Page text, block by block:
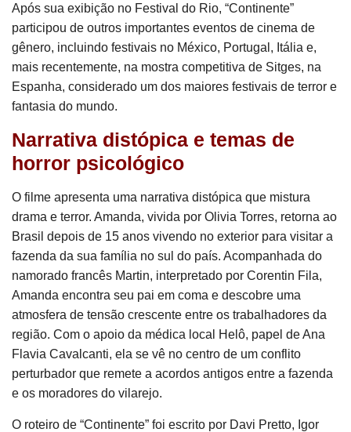
Após sua exibição no Festival do Rio, “Continente”
participou de outros importantes eventos de cinema de
gênero, incluindo festivais no México, Portugal, Itália e,
mais recentemente, na mostra competitiva de Sitges, na
Espanha, considerado um dos maiores festivais de terror e
fantasia do mundo.
Narrativa distópica e temas de
horror psicológico
O filme apresenta uma narrativa distópica que mistura
drama e terror. Amanda, vivida por Olivia Torres, retorna ao
Brasil depois de 15 anos vivendo no exterior para visitar a
fazenda da sua família no sul do país. Acompanhada do
namorado francês Martin, interpretado por Corentin Fila,
Amanda encontra seu pai em coma e descobre uma
atmosfera de tensão crescente entre os trabalhadores da
região. Com o apoio da médica local Helô, papel de Ana
Flavia Cavalcanti, ela se vê no centro de um conflito
perturbador que remete a acordos antigos entre a fazenda
e os moradores do vilarejo.
O roteiro de “Continente” foi escrito por Davi Pretto, Igor